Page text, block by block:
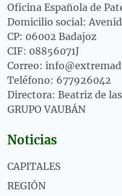
Oficina Española de
Domicilio social:
CP: 06002 Badajoz
CIF: 08856071J
Correo:
Teléfono: 677926042
Directora: Beatriz de
GRUPO VAUBÁN
Noticias
CAPITALES
REGIÓN